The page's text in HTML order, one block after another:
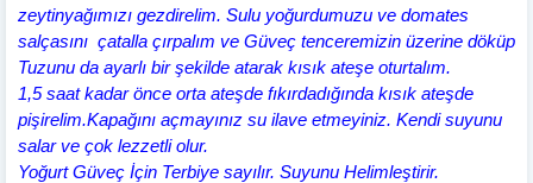
zeytinyağımızı gezdirelim. Sulu yoğurdumuzu ve domates
salçasını çatalla çırpalım ve Güveç tenceremizin üzerine döküp
Tuzunu da ayarlı bir şekilde atarak kısık ateşe oturtalım.
1,5 saat kadar önce orta ateşde fıkırdadığında kısık ateşde
pişirelim.Kapağını açmayınız su ilave etmeyiniz. Kendi suyunu
salar ve çok lezzetli olur.
Yoğurt Güveç İçin Terbiye sayılır. Suyunu Helimleştirir.